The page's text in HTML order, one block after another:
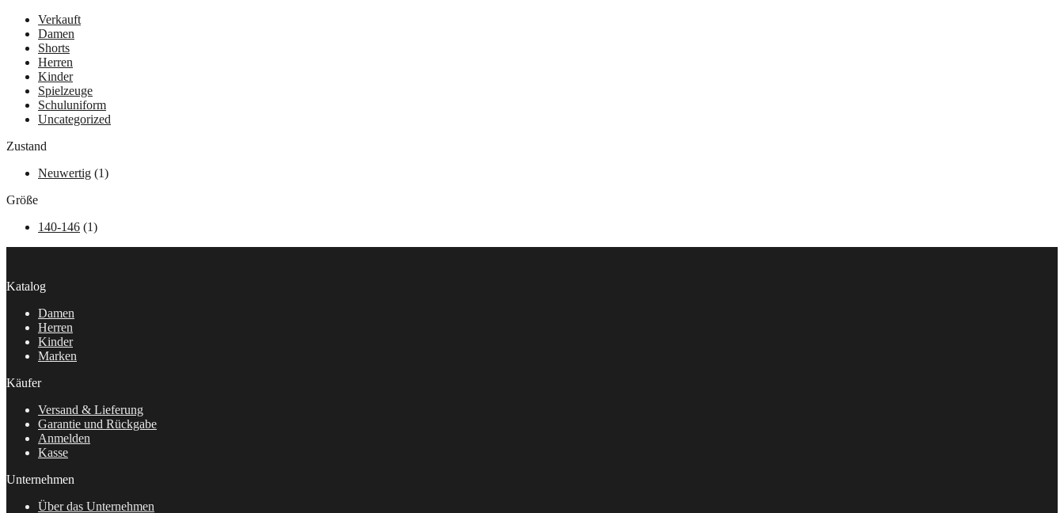
Verkauft
Damen
Shorts
Herren
Kinder
Spielzeuge
Schuluniform
Uncategorized
Zustand
Neuwertig (1)
Größe
140-146 (1)
Katalog
Damen
Herren
Kinder
Marken
Käufer
Versand & Lieferung
Garantie und Rückgabe
Anmelden
Kasse
Unternehmen
Über das Unternehmen